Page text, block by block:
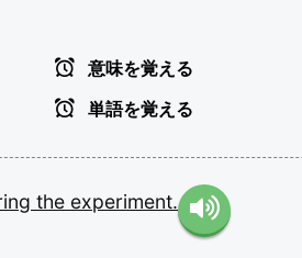
意味を覚える
単語を覚える
the experiment.